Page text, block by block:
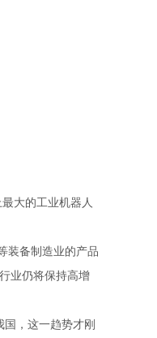
大的工业机器人
装备制造业的产品
业仍将保持高增
，这一趋势才刚